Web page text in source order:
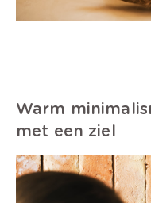
Warm
met een ziel